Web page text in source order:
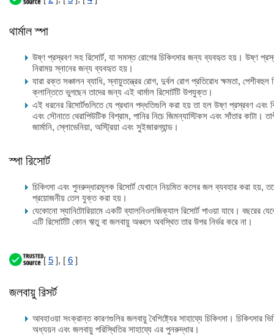
থার্মাল স্পা
উষ্ণ প্রস্রবণ সহ রিসোর্ট, যা সমস্ত রোগের চিকিৎসার জন্য ব্যবহৃত হয়। উষ্ণ
নিরাময় স্নানের জন্য ব্যবহৃত হয়।
যারা রক্ত সঞ্চালন ব্যাধি, স্নায়ুতন্ত্রের রোগ, দুর্বল রোগ প্রতিরোধ ক্ষমতা, পেশীবহুল
ক্লান্তিতে ভুগছেন তাদের জন্য এই থার্মাল রিসোর্টটি উপযুক্ত।
এই ধরনের রিসোর্টগুলিতে যে প্রধান পদ্ধতিগুলি করা হয় তা হল উষ্ণ প্রস্রবণ এবং
এবং সৌনাতে থেরাপিউটিক বিশ্রাম, পানির নিচে জিমন্যাস্টিকস এবং সাঁতার কাটা।
জার্মানি, স্লোভেনিয়া, অস্ট্রিয়া এবং সুইজারল্যান্ড।
স্পা রিসোর্ট
চিকিৎসা এবং পুনরুদ্ধারমূলক রিসোর্ট যেখানে নিয়মিত কলের জল ব্যবহার করা হয়,
প্রয়োজনীয় তেল যুক্ত করা হয়।
যেকোনো স্যানিটোরিয়ামে একটি ব্যালনিওলজিক্যাল রিসোর্ট পাওয়া যাবে। বছরের
এটি রিসোর্টটি কোন ঋতু বা জলবায়ু অঞ্চলে অবস্থিত তার উপর নির্ভর করে না।
[ 5 ], [ 6 ]
জলবায়ু রিসর্ট
আবহাওয়া সংক্রান্ত কারণগুলির জলবায়ু বৈশিষ্ট্যের সাহায্যে চিকিৎসা। চিকিৎসার
অধ্যয়ন এবং জলবায়ু পরিস্থিতির সাহায্যে এর পুনরুদ্ধার।